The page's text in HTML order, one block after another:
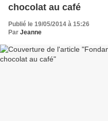
chocolat au café
Publié le 19/05/2014 à 15:26
Par Jeanne